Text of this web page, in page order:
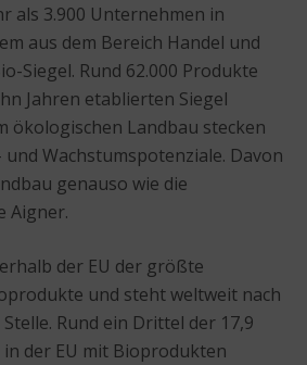
als 3.900 Unternehmen in
aus dem Bereich Handel und
Siegel. Rund 62.000 Produkte
Jahren etablierten Siegel
ökologischen Landbau stecken
Wachstumspotenziale. Davon
genauso wie die
Aigner.
der EU der größte
und steht weltweit nach
Rund ein Drittel der 17,9
der EU mit Bioprodukten